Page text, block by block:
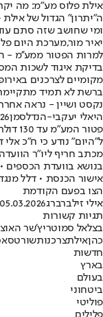
אילת פלוס מע"מ: מה
ה"יתרון" הגדול של
ומי שחושב שזה סתם
יאיר מור,מערכת היום
למרות הפטור ממע''מ -
בדיקת איגוד לשכות
מקומיים לצרכנים
ברשת לא תמיד
נקסט ושיין - נראה
היאלי יעקבי-הנדלסמן
פטור המע"מ עד 130 דולר: הקואליציה והאופוזיציה מאוחדות נגד סמוטריץ'
ל״היום״ נודע כי ח״כ
מכתב חריף ליו״ר
בנושא בוועדת הכספים
אישור הכנסת • דלל
הצו בפעם הקודמת
אילי זילברברג05.03.2026
תגיות קשורות
בצלאל סמוטריץ'שר
כהןאילתצרכנותשורטס
חדשות
בארץ
בעולם
ביטחוני
פוליטי